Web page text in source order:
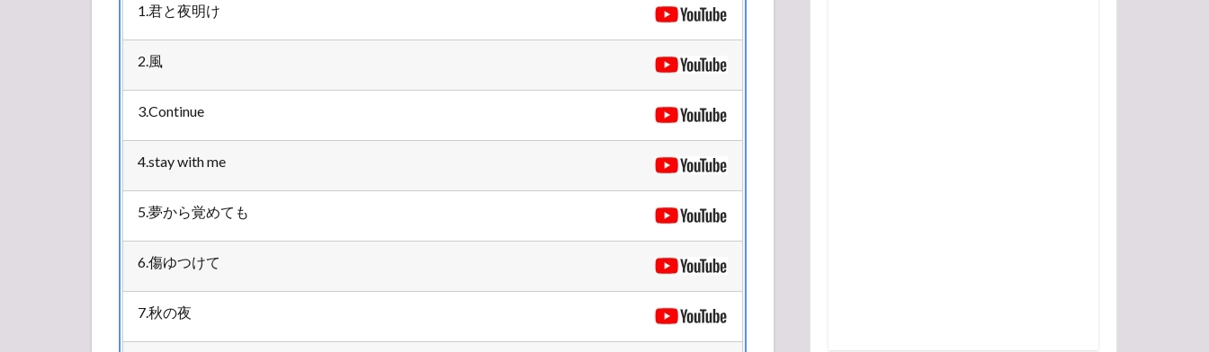
1.君と夜明け
2.風
3.Continue
4.stay with me
5.夢から覚めても
6.傷ゆつけて
7.秋の夜